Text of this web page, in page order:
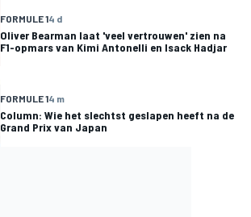
FORMULE 14 d
Oliver Bearman laat 'veel vertrouwen' zien na
F1-opmars van Kimi Antonelli en Isack Hadjar
FORMULE 14 m
Column: Wie het slechtst geslapen heeft na de
Grand Prix van Japan